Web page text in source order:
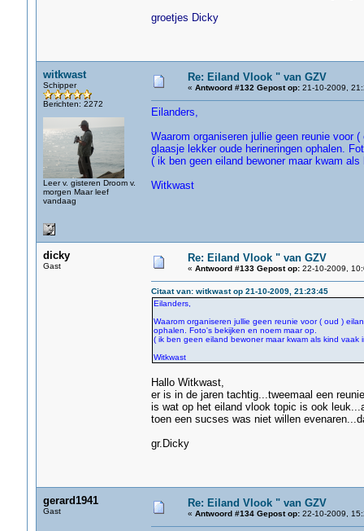
groetjes Dicky
witkwast
Schipper
Berichten: 2272
Leer v. gisteren Droom v.
morgen Maar leef
vandaag
Re: Eiland Vlook " van GZV
« Antwoord #132 Gepost op:21-10-2009,
Eilanders,
Waarom organiseren jullie geen reunie voor
glaasje lekker oude herineringen ophalen.
( ik ben geen eiland bewoner maar kwam
Witkwast
dicky
Gast
Re: Eiland Vlook " van GZV
« Antwoord #133 Gepost op:22-10-2009,
Citaat van: witkwast op 21-10-2009, 21:23:45
Eilanders,
Waarom organiseren jullie geen reunie voor ( oud )
ophalen. Foto's bekijken en noem maar op.
( ik ben geen eiland bewoner maar kwam als kind vaak
Witkwast
Hallo Witkwast,
er is in de jaren tachtig...tweemaal een
is wat op het eiland vlook topic is ook
toen een sucses was niet willen
gr.Dicky
gerard1941
Gast
Re: Eiland Vlook " van GZV
« Antwoord #134 Gepost op:22-10-2009,